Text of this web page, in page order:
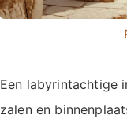
Een labyrintachtige
zalen en